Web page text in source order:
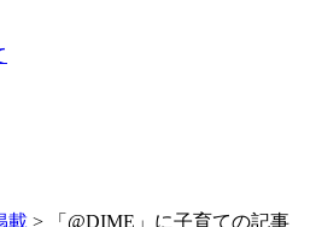
載 >
「@DIME」に子育ての記事